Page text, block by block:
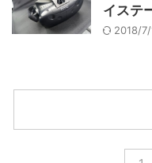
イステ
2018/